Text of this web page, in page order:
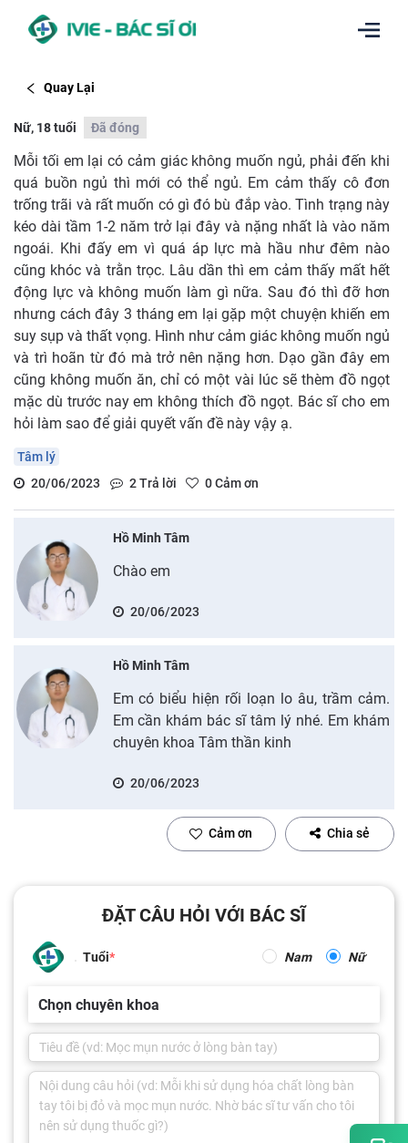
Quay Lại
Nữ, 18 tuổi Đã đóng
Mỗi tối em lại có cảm giác không muốn ngủ, phải đến khi
quá buồn ngủ thì mới có thể ngủ. Em cảm thấy cô đơn
trống trãi và rất muốn có gì đó bù đắp vào. Tình trạng này
kéo dài tầm 1-2 năm trở lại đây và nặng nhất là vào năm
ngoái. Khi đấy em vì quá áp lực mà hầu như đêm nào
cũng khóc và trằn trọc. Lâu dần thì em cảm thấy mất hết
động lực và không muốn làm gì nữa. Sau đó thì đỡ hơn
nhưng cách đây 3 tháng em lại gặp một chuyện khiến em
suy sụp và thất vọng. Hình như cảm giác không muốn ngủ
và trì hoãn từ đó mà trở nên nặng hơn. Dạo gần đây em
cũng không muốn ăn, chỉ có một vài lúc sẽ thèm đồ ngọt
mặc dù trước nay em không thích đồ ngọt. Bác sĩ cho em
hỏi làm sao để giải quyết vấn đề này vậy ạ.
Tâm lý
20/06/2023
2Trả lời 0Cảm ơn
Hồ Minh Tâm
Chào em
20/06/2023
Hồ Minh Tâm
Em có biểu hiện rối loạn lo âu, trầm cảm.
Em cần khám bác sĩ tâm lý nhé. Em khám
chuyên khoa Tâm thần kinh
20/06/2023
Cảm ơn Chia sẻ
ĐẶT CÂU HỎI VỚI BÁC SĨ
Tuổi Nam Nữ
Chọn chuyên khoa